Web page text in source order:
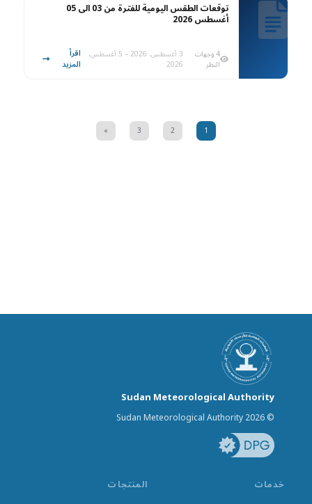
توقعات الطقس اليومية للفترة من 03 الى 05
أغسطس 2026
4 وجهات
النظر
3 أغسطس، 2026 – 5 أغسطس،
2026
اقرأ
المزيد
1
2
3
»
Sudan Meteorological Authority
© Sudan Meteorological Authority 2026
خدمات
المنتجات